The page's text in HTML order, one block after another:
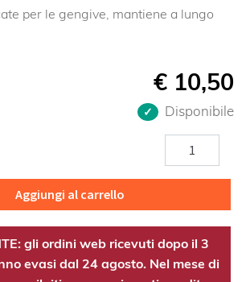
per le gengive, mantiene a lungo
€ 10,50
Disponibile
PURAL
Collutorio
quantità
Aggiungi al carrello
gli ordini web ricevuti dopo il 3
evasi dal 24 agosto. Nel mese di